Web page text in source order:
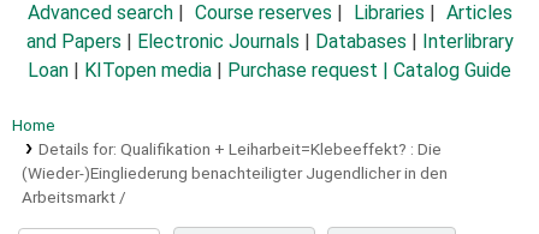
Advanced search Course reserves Libraries
Articles
and Papers
Electronic Journals Databases
Interlibrary
Loan
KITopen media Purchase request | Catalog Guide
Home
Details for: Qualifikation + Leiharbeit=Klebeeffekt? : Die
(Wieder-)Eingliederung benachteiligter Jugendlicher in den
Arbeitsmarkt /